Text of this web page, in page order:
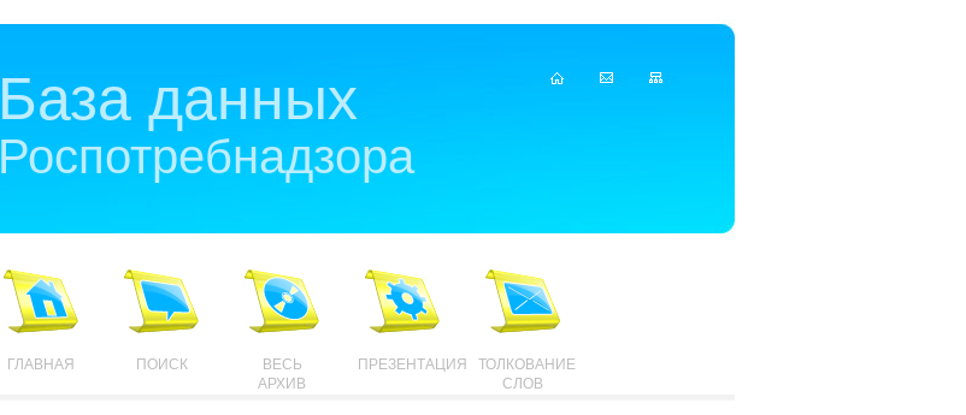
База данных
Роспотребнадзора
ГЛАВНАЯ ПОИСК
ВЕСЬ
АРХИВ
ПРЕЗЕНТАЦИЯ
ТОЛКОВАНИЕ
СЛОВ